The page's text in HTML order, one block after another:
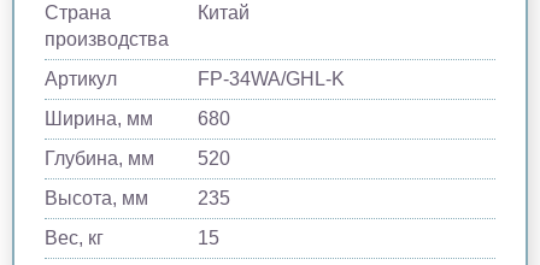
Страна
производства
Китай
Артикул
FP-34WA/GHL-K
Ширина, мм
680
Глубина, мм
520
Высота, мм
235
Вес, кг
15